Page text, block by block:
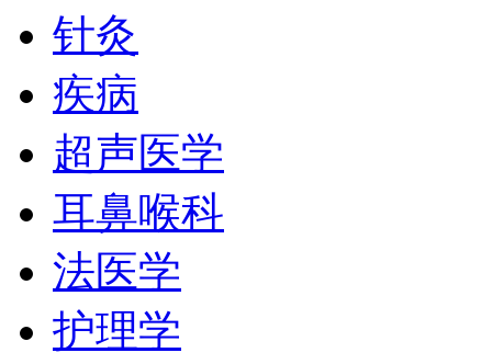
针灸
疾病
超声医学
耳鼻喉科
法医学
护理学